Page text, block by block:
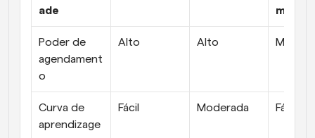
ade
m
Poder de
agendament
o
Alto Alto Médio
Curva de
aprendizage
Fácil Moderada Fácil